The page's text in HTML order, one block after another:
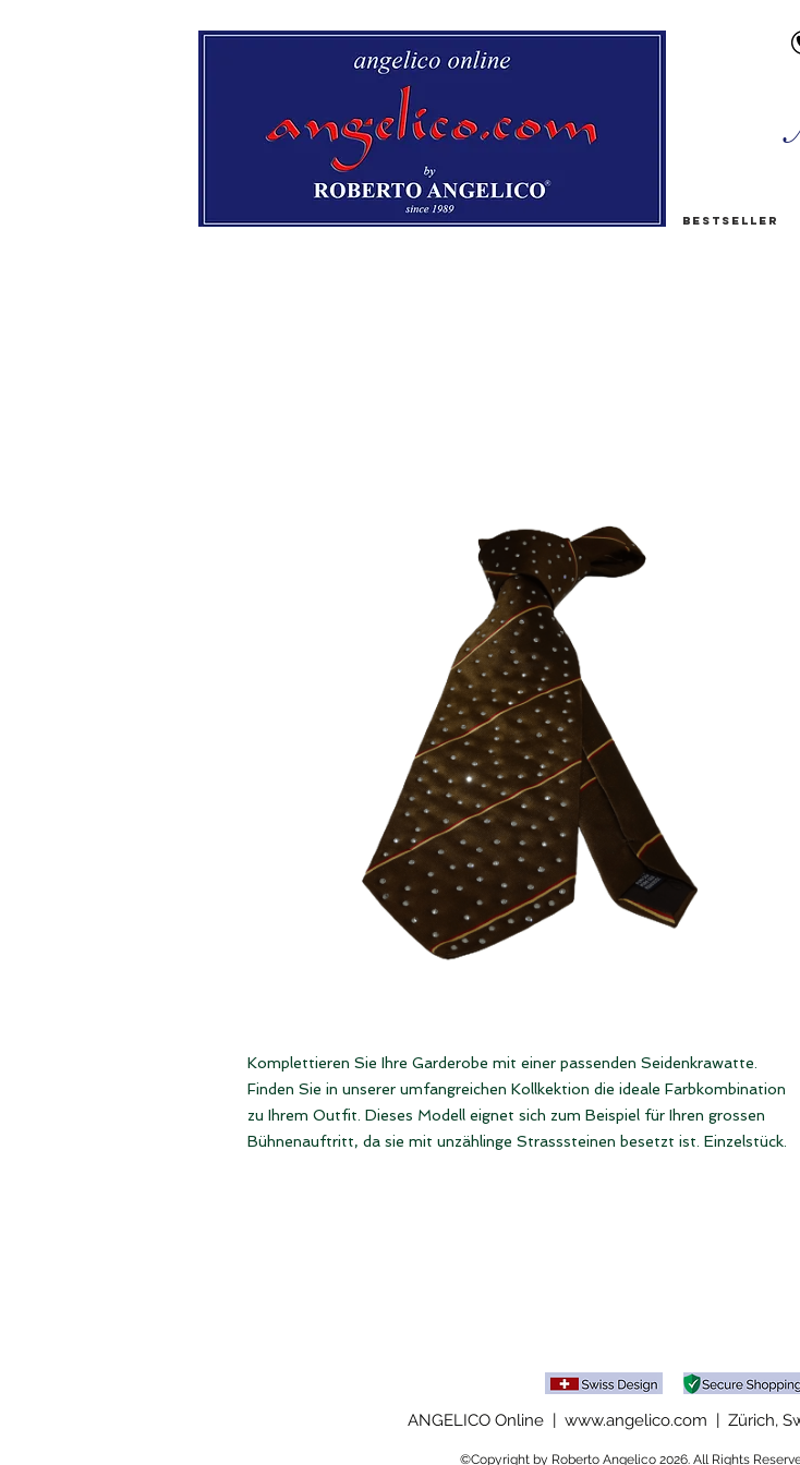
Bestseller
Komplettieren Sie Ihre Garderobe mit einer passenden Seidenkrawatte.
Finden Sie in unserer umfangreichen Kollkektion die ideale Farbkombination
zu Ihrem Outfit. Dieses Modell eignet sich zum Beispiel für Ihren grossen
Bühnenauftritt, da sie mit unzählinge Strasssteinen besetzt ist. Einzelstück.
ANGELICO Online | www.angelico.com | Zürich,
©Copyright by Roberto Angelico 2026. All Rights